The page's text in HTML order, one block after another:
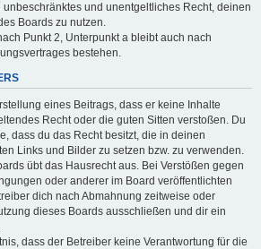
und unentgeltliches Recht, deinen
Boards zu nutzen.
Punkt 2, Unterpunkt a bleibt auch nach
bestehen.
eines Beitrags, dass er keine Inhalte
Recht oder die guten Sitten verstoßen. Du
dass du das Recht besitzt, die in deinen
Links und Bilder zu setzen bzw. zu verwenden.
übt das Hausrecht aus. Bei Verstößen gegen
oder anderer im Board veröffentlichten
dich nach Abmahnung zeitweise oder
dieses Boards ausschließen und dir ein
dass der Betreiber keine Verantwortung für die